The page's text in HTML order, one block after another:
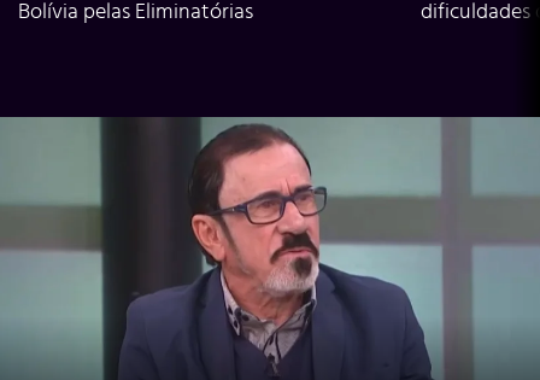
Bolívia pelas Eliminatórias
dificuldades